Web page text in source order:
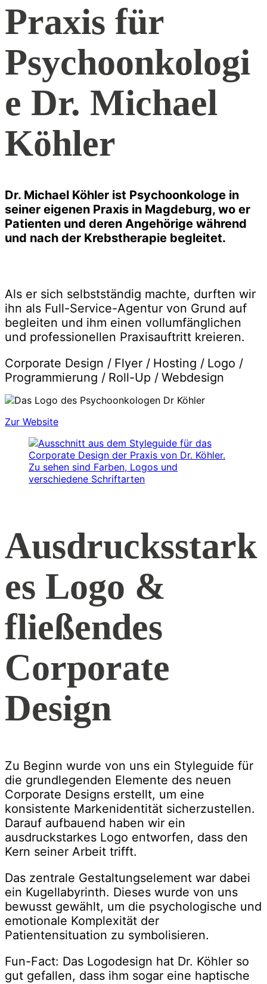
Praxis für
Psychoonkologi
e Dr. Michael
Köhler
Dr. Michael Köhler ist Psychoonkologe in
seiner eigenen Praxis in Magdeburg, wo er
Patienten und deren Angehörige während
und nach der Krebstherapie begleitet.
Als er sich selbstständig machte, durften wir
ihn als Full-Service-Agentur von Grund auf
begleiten und ihm einen vollumfänglichen
und professionellen Praxisauftritt kreieren.
Corporate Design / Flyer / Hosting / Logo /
Programmierung / Roll-Up / Webdesign
Zur Website
Ausdrucksstark
es Logo &
fließendes
Corporate
Design
Zu Beginn wurde von uns ein Styleguide für
die grundlegenden Elemente des neuen
Corporate Designs erstellt, um eine
konsistente Markenidentität sicherzustellen.
Darauf aufbauend haben wir ein
ausdruckstarkes Logo entworfen, dass den
Kern seiner Arbeit trifft.
Das zentrale Gestaltungselement war dabei
ein Kugellabyrinth. Dieses wurde von uns
bewusst gewählt, um die psychologische und
emotionale Komplexität der
Patientensituation zu symbolisieren.
Fun-Fact: Das Logodesign hat Dr. Köhler so
gut gefallen, dass ihm sogar eine haptische